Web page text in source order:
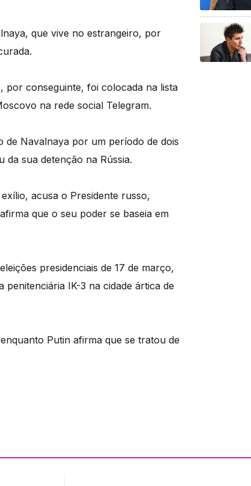
que vive no estrangeiro, por
por conseguinte, foi colocada na lista
na rede social Telegram.
de Navalnaya por um período de dois
sua detenção na Rússia.
acusa o Presidente russo,
que o seu poder se baseia em
presidenciais de 17 de março,
IK-3 na cidade ártica de
Putin afirma que se tratou de